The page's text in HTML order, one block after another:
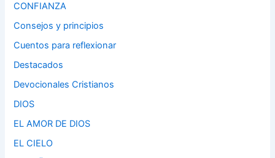
CONFIANZA
Consejos y principios
Cuentos para reflexionar
Destacados
Devocionales Cristianos
DIOS
EL AMOR DE DIOS
EL CIELO